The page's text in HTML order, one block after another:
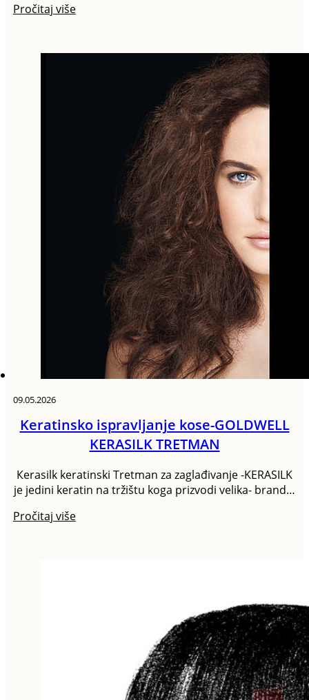
Pročitaj više
09.05.2026
Keratinsko ispravljanje kose-GOLDWELL
KERASILK TRETMAN
Кerasilk keratinski Tretman za zaglađivanje -KERASILK
je jedini keratin na tržištu koga prizvodi velika- brand…
Pročitaj više